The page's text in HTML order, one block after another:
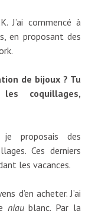
J’ai commencé à
en proposant des
de bijoux ? Tu
coquillages,
proposais des
Ces derniers
les vacances.
d’en acheter. J’ai
niaublanc. Par la